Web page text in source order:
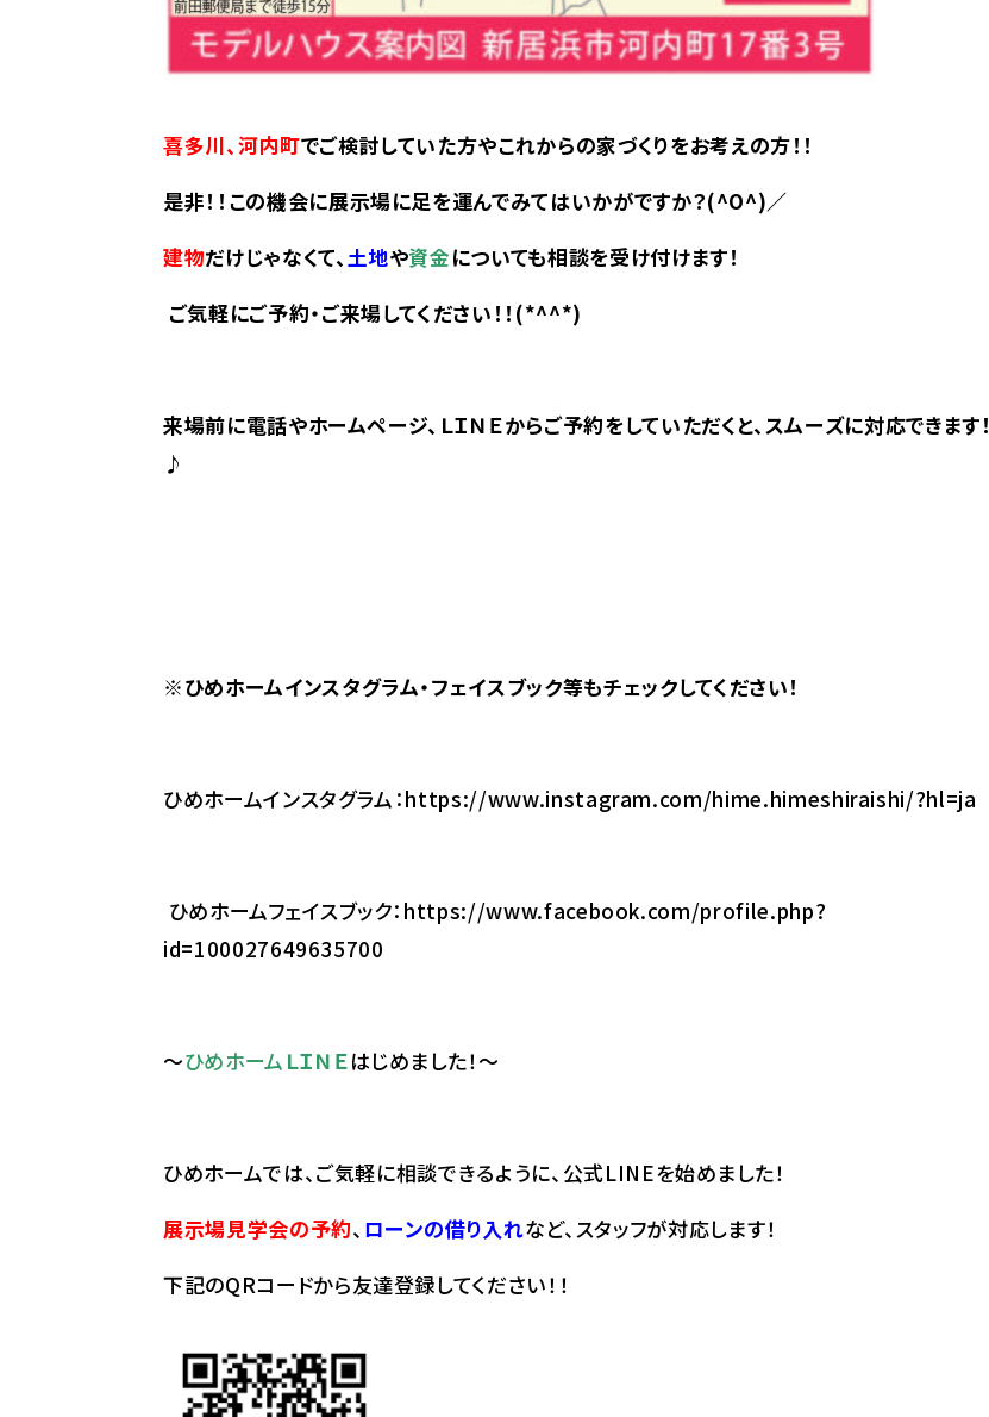
喜多川、河内町でご検討していた方やこれからの家づくりをお考えの方！！
是非！！この機会に展示場に足を運んでみてはいかがですか？(^O^)／
建物だけじゃなくて、土地や資金についても相談を受け付けます！
ご気軽にご予約・ご来場してください！！(*^^*)
来場前に電話やホームページ、ＬＩＮＥからご予約をしていただくと、スムーズに対応できます！
♪
※ひめホームインスタグラム・フェイスブック等もチェックしてください！
ひめホームインスタグラム：https://www.instagram.com/hime.himeshiraishi/?hl=ja
ひめホームフェイスブック： https://www.facebook.com/profile.php?
id=100027649635700
～ひめホーム ＬＩＮＥはじめました！～
ひめホームでは、ご気軽に相談できるように、公式LINEを始めました！
展示場見学会の予約、 ローンの借り入れなど、スタッフが対応します！
下記のQRコードから友達登録してください！！